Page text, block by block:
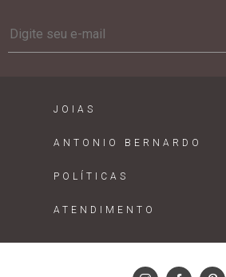
JOIAS
ANTONIO BERNARDO
POLÍTICAS
ATENDIMENTO